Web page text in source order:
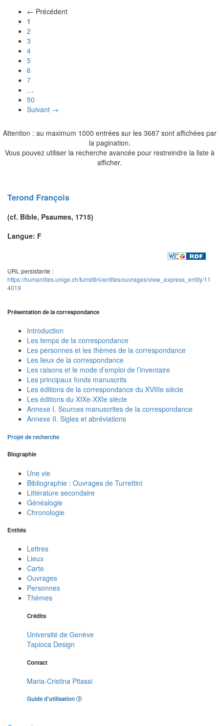
← Précédent
1
2
3
4
5
6
7
…
50
Suivant →
Attention : au maximum 1000 entrées sur les 3687 sont affichées par
la pagination.
Vous pouvez utiliser la recherche avancée pour restreindre la liste à
afficher.
Terond François
(cf. Bible, Psaumes, 1715)
Langue: F
URL persistante :
https://humanities.unige.ch/turrettini/entites/ouvrages/view_express_entity/11
4019
Présentation de la correspondance
Introduction
Les temps de la correspondance
Les personnes et les thèmes de la correspondance
Les lieux de la correspondance
Les raisons et le mode d’emploi de l’inventaire
Les principaux fonds manuscrits
Les éditions de la correspondance du XVIIIe siècle
Les éditions du XIXe-XXIe siècle
Annexe I. Sources manuscrites de la correspondance
Annexe II. Sigles et abréviations
Projet de recherche
Biographie
Une vie
Bibliographie : Ouvrages de Turrettini
Littérature secondaire
Généalogie
Chronologie
Entités
Lettres
Lieux
Carte
Ouvrages
Personnes
Thèmes
Crédits
Université de Genève
Tapioca Design
Contact
Maria-Cristina Pitassi
Guide d'utilisation